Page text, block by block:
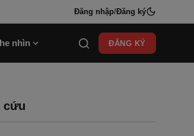
Đăng nhập/Đăng ký
nhìn ĐĂNG KÝ
cứu